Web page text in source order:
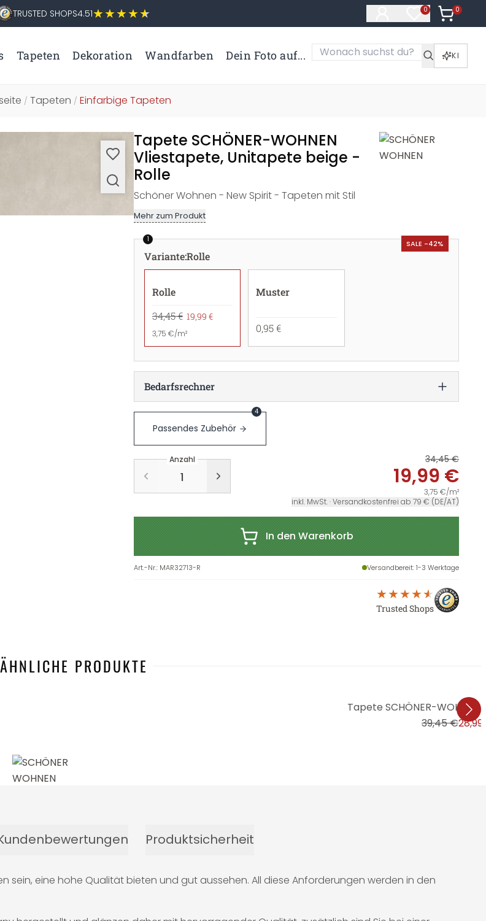
TRUSTED SHOPS4.51 0
Artikel im
0
Artikel
Tapeten Dekoration Wandfarben Dein Foto auf... KI
/ Tapeten / Einfarbige Tapeten
Tapete SCHÖNER-WOHNEN
Vliestapete, Unitapete beige -
Rolle
Schöner Wohnen - New Spirit - Tapeten mit Stil
Mehr zum Produkt
SALE -42%
1
Variante:Rolle
Rolle
34,45 € 19,99 €
3,75 €/m²
Muster
0,95 €
Bedarfsrechner
Passendes Zubehör
4
Anzahl 34,45 €
19,99 €
3,75 €/m²
inkl. MwSt. · Versandkostenfrei ab 79 € (DE/AT)
In den Warenkorb
Art.-Nr.: MAR32713-R Versandbereit: 1-3 Werktage
Trusted Shops
ÄHNLICHE PRODUKTE
Tapete SCHÖNER-
39,45 €
Produktsicherheit
sein, eine hohe Qualität bieten und gut aussehen. All diese Anforderungen werden in den